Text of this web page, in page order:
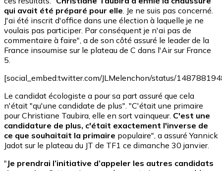
qui avait été préparé pour elle. Je ne suis pas concerné.
J'ai été inscrit d'office dans une élection à laquelle je ne
voulais pas participer. Par conséquent je n'ai pas de
commentaire à faire", a de son côté assuré le leader de la
France insoumise sur le plateau de C dans l'Air sur France
5.
[social_embed:twitter.com/JLMelenchon/status/
Le candidat écologiste a pour sa part assuré que cela
n'était "qu'une candidate de plus". "C'était une primaire
pour Christiane Taubira, elle en sort vainqueur. C'est une
candidature de plus, c'était exactement l'inverse de
ce que souhaitait la primaire populaire", a assuré Yannick
Jadot sur le plateau du JT de TF1 ce dimanche 30 janvier.
" Je prendrai l’initiative d’appeler les autres candidats